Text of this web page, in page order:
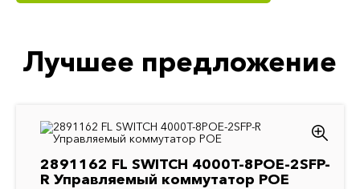
Лучшее предложение
2891162 FL SWITCH 4000T-8POE-2SFP-
R Управляемый коммутатор POE